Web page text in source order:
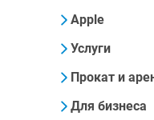
Apple
Услуги
Прокат и
Для бизнеса